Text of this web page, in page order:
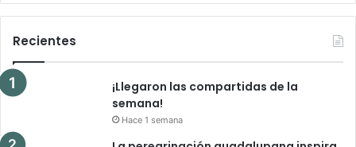
Recientes
¡Llegaron las compartidas de la
semana!
Hace 1 semana